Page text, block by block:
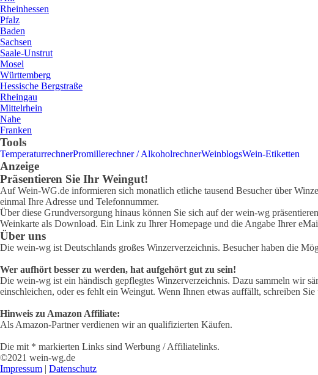
Rheinhessen
Pfalz
Baden
Sachsen
Saale-Unstrut
Mosel
Württemberg
Hessische Bergstraße
Rheingau
Mittelrhein
Nahe
Franken
Tools
TemperaturrechnerPromillerechner / AlkoholrechnerWeinblogsWein-Etiketten
Anzeige
Präsentieren Sie Ihr Weingut!
Auf Wein-WG.de informieren sich monatlich etliche tausend Besucher über
einmal Ihre Adresse und Telefonnummer.
Über diese Grundversorgung hinaus können Sie sich auf der wein-wg
Weinkarte als Download. Ein Link zu Ihrer Homepage und die Angabe Ihrer
Über uns
Die wein-wg ist Deutschlands großes Winzerverzeichnis. Besucher haben die
Wer aufhört besser zu werden, hat aufgehört gut zu sein!
Die wein-wg ist ein händisch gepflegtes Winzerverzeichnis. Dazu sammeln wir
einschleichen, oder es fehlt ein Weingut. Wenn Ihnen etwas auffällt, schreiben
Hinweis zu Amazon Affiliate:
Als Amazon-Partner verdienen wir an qualifizierten Käufen.
Die mit * markierten Links sind Werbung / Affiliatelinks.
©2021 wein-wg.de
Impressum | Datenschutz